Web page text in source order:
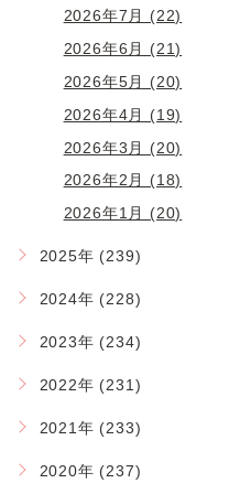
2026年7月 (22)
2026年6月 (21)
2026年5月 (20)
2026年4月 (19)
2026年3月 (20)
2026年2月 (18)
2026年1月 (20)
2025年 (239)
2024年 (228)
2023年 (234)
2022年 (231)
2021年 (233)
2020年 (237)